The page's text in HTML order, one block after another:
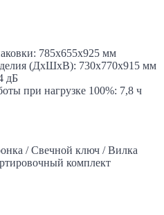
785х655х925 мм
(ДхШхВ): 730х770х915 мм
дБ
при нагрузке 100%: 7,8 ч
/ Свечной ключ / Вилка
комплект